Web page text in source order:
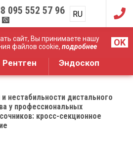
сайт, Вы принимаете нашу
файлов cookie, подробнее OK
095 552 57 96 RU
UA
оборудования
Рентген Эндоскоп
нестабильности дистального
у профессиональных
кросс-секционное